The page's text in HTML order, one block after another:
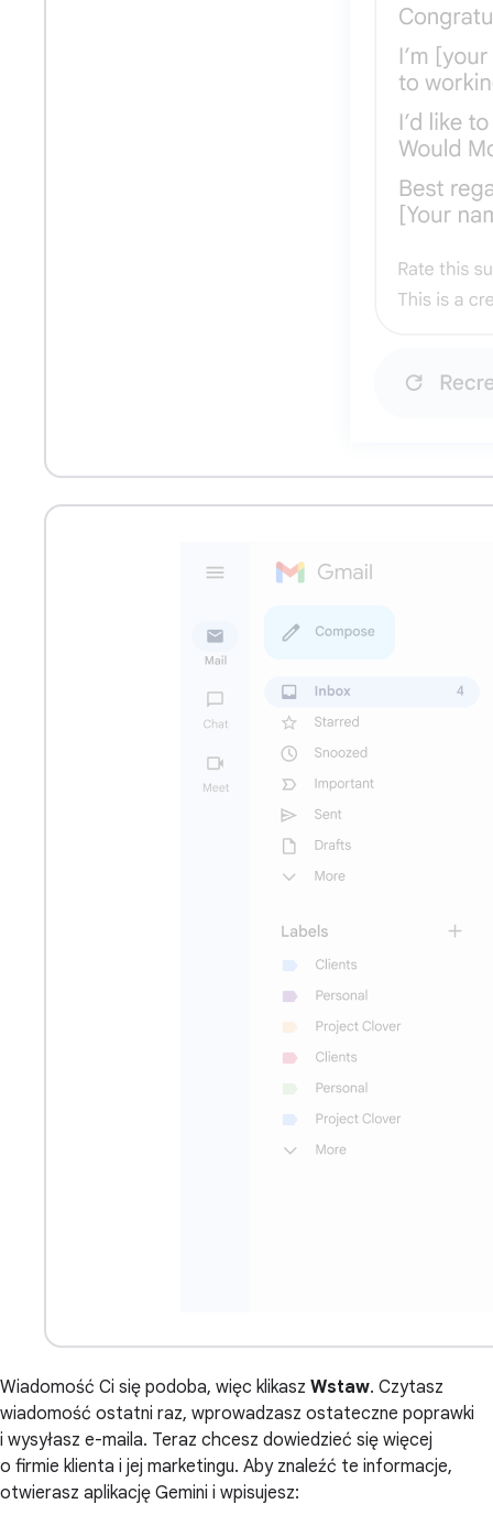
Wiadomość Ci się podoba, więc klikasz Wstaw. Czytasz
wiadomość ostatni raz, wprowadzasz ostateczne poprawki
i wysyłasz e-maila. Teraz chcesz dowiedzieć się więcej
o firmie klienta i jej marketingu. Aby znaleźć te informacje,
otwierasz aplikację Gemini i wpisujesz: